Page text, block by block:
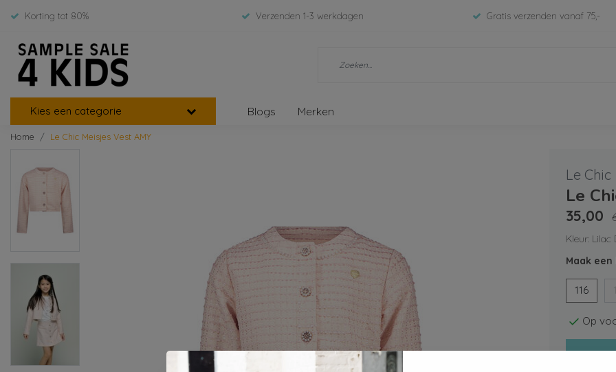
Korting tot 80% Verzenden 1-3 werkdagen Gratis verzenden vanaf 75,-
Kies een categorie Blogs Merken
Home Le Chic Meisjes Vest AMY
Le Chic
Le
35,00
Kleur: Lilac
Maak een
116
Op